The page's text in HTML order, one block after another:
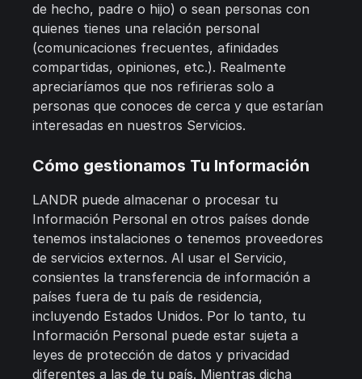
de hecho, padre o hijo) o sean personas con
quienes tienes una relación personal
(comunicaciones frecuentes, afinidades
compartidas, opiniones, etc.). Realmente
apreciaríamos que nos refirieras solo a
personas que conoces de cerca y que estarían
interesadas en nuestros Servicios.
Cómo gestionamos Tu Información
LANDR puede almacenar o procesar tu
Información Personal en otros países donde
tenemos instalaciones o tenemos proveedores
de servicios externos. Al usar el Servicio,
consientes la transferencia de información a
países fuera de tu país de residencia,
incluyendo Estados Unidos. Por lo tanto, tu
Información Personal puede estar sujeta a
leyes de protección de datos y privacidad
diferentes a las de tu país. Mientras dicha